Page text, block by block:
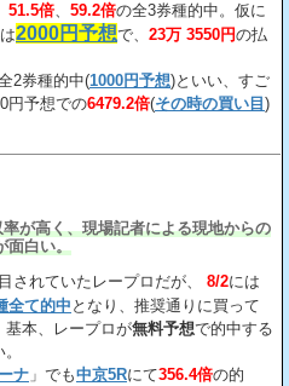
51.5倍、 59.2倍の全3券種的中。仮に
2000円予想で、 23万 3550円の払
2券種的中(1000円予想)といい、すご
円予想での6479.2倍(その時の買い目 )
が高く、現場記者による現地からの
面白い。
されていたレープロだが、 8/2には
全て的中 となり、推奨通りに買って
基本、レープロが無料予想で的中する
ナ 」でも中京5Rにて356.4倍の的